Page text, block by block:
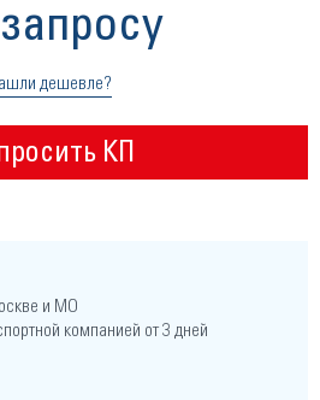
запросу
дешевле?
КП
и МО
компанией от 3 дней